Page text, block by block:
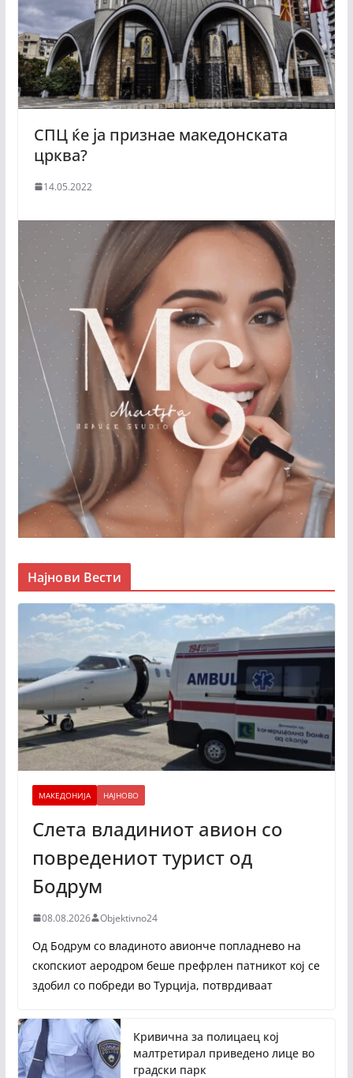
СПЦ ќе ја признае македонската
црква?
14.05.2022
Најнови Вести
МАКЕДОНИЈА НАЈНОВО
Слета владиниот авион со
повредениот турист од
Бодрум
08.08.2026 Objektivno24
Од Бодрум со владиното авионче попладнево на
скопскиот аеродром беше префрлен патникот кој се
здобил со побреди во Турција, потврдиваат
Кривична за полицаец кој
малтретирал приведено лице во
градски парк